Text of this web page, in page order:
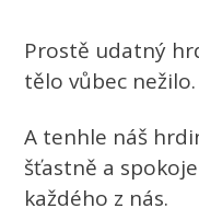
Prostě udatný
tělo vůbec nežilo.
A tenhle náš
šťastně a
každého z nás.